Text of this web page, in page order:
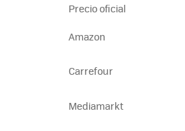
Precio oficial
Amazon
Carrefour
Mediamarkt